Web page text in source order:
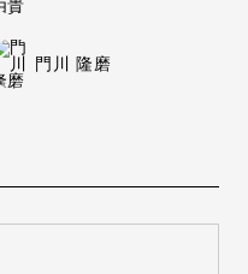
門川 隆磨